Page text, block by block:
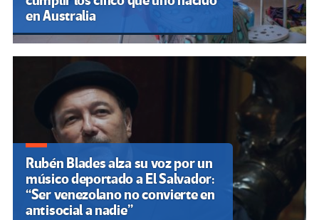
en Australia
Rubén Blades alza su voz por un
músico deportado a El Salvador:
“Ser venezolano no convierte en
antisocial a nadie”